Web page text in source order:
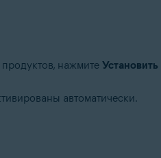
нажмите Установить
автоматически.